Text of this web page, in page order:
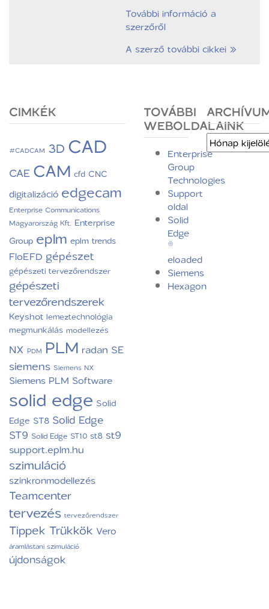
További információ a
szerzőről
A szerző további cikkei »
CIMKÉK
#CADCAM 3DCAD
CAE CAM cfd CNC
digitalizáció edgecam
Enterprise Communications
Magyarország Kft. Enterprise
Group eplm eplm trends
FloEFD gépészet
gépészeti tervezőrendszer
gépészeti
tervezőrendszerek
Keyshot lemeztechnológia
megmunkálás modellezés
NX PDM PLM radan SE
siemens Siemens NX
Siemens PLM Software
solid edge Solid
Edge ST8 Solid Edge
ST9 Solid Edge ST10 st8 st9
support.eplm.hu
szimuláció
szinkronmodellezés
Teamcenter
tervezés tervezőrendszer
Tippek Trükkök Vero
áramlástani szimuláció
újdonságok
TOVÁBBI
WEBOLDALAINK
Enterprise
Group
Technologies
Support
oldal
Solid
Edge
®
eloaded
Siemens
Hexagon
Archívum